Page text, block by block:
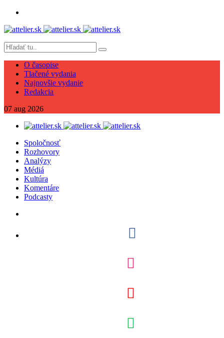
O časopise
Tlačené vydania
Najnovšie vydanie
Redakcia
07 aug 2026
Spoločnosť
Rozhovory
Analýzy
Médiá
Kultúra
Komentáre
Podcasty